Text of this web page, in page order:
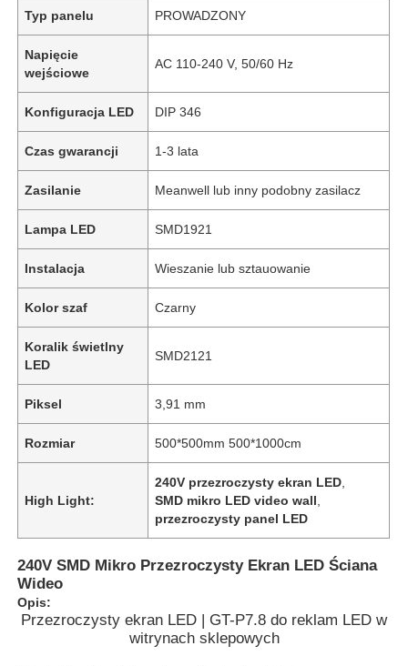
Typ panelu PROWADZONY
Napięcie
wejściowe
AC 110-240 V, 50/60 Hz
Konfiguracja LED DIP 346
Czas gwarancji 1-3 lata
Zasilanie Meanwell lub inny podobny zasilacz
Lampa LED SMD1921
Instalacja Wieszanie lub sztauowanie
Kolor szaf Czarny
Koralik świetlny
LED
SMD2121
Piksel 3,91 mm
Rozmiar 500*500mm 500*1000cm
High Light:
240V przezroczysty ekran LED
SMD mikro LED video wall
przezroczysty panel LED
240V SMD Mikro Przezroczysty Ekran LED Ściana
Wideo
Opis:
Przezroczysty ekran LED | GT-P7.8 do reklam LED w
witrynach sklepowych